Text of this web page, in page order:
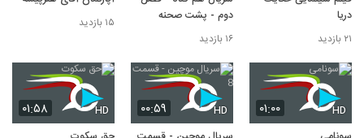
دریا
۲۱ بازدید
دوم - پشت صحنه
۱۶ بازدید
۱۵ بازدید
۰۱:۰۰ HD ۰۰:۵۹ HD ۰۱:۵۸ HD